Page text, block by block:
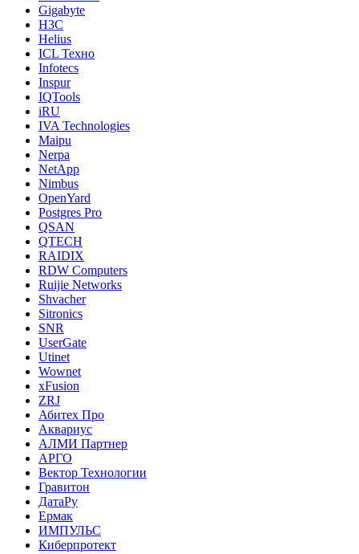
Gigabyte
H3C
Helius
ICL Техно
Infotecs
Inspur
IQTools
iRU
IVA Technologies
Maipu
Nerpa
NetApp
Nimbus
OpenYard
Postgres Pro
QSAN
QTECH
RAIDIX
RDW Computers
Ruijie Networks
Shvacher
Sitronics
SNR
UserGate
Utinet
Wownet
xFusion
ZRJ
Абитех Про
Аквариус
АЛМИ Партнер
АРГО
Вектор Технологии
Гравитон
ДатаРу
Ермак
ИМПУЛЬС
Киберпротект